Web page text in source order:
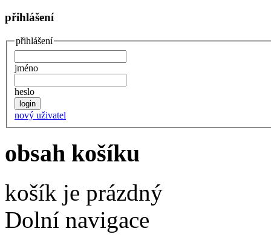
přihlášení
přihlášení
jméno
heslo
nový uživatel
obsah košíku
košík je prázdný
Dolní navigace